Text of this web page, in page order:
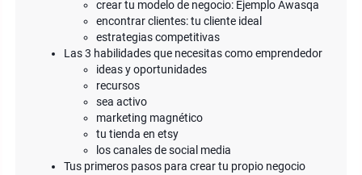
crear tu modelo de negocio: Ejemplo Awasqa
encontrar clientes: tu cliente ideal
estrategias competitivas
Las 3 habilidades que necesitas como emprendedor
ideas y oportunidades
recursos
sea activo
marketing magnético
tu tienda en etsy
los canales de social media
Tus primeros pasos para crear tu propio negocio